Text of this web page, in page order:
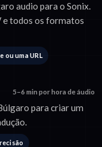
audio para o Sonix.
e todos os formatos
ou uma URL
5–6 min por hora de áudio
para criar um